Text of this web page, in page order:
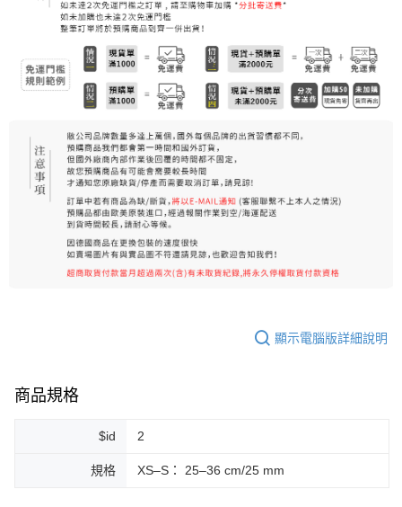
每筆NT$80，滿NT$999(含以上)免運費
7-11純取貨 (先付款
每筆NT$80，滿NT$999(含以上)免運費
每筆NT$100，滿NT$999(含以上)免運費
離島宅配（澎湖、金門、馬祖、小琉球）
每筆NT$250，滿NT$3,000(含以上)免運費
付款後門市自取
顯示電腦版詳細說明
商品規格
$id 2
規格 XS–S： 25–36 cm/25 mm